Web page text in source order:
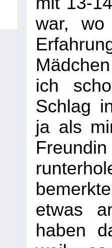
war, wo
ich
Schlag
ja als
etwas
haben